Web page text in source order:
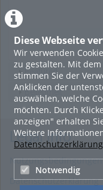
Diese Webseite
Wir verwenden
zu gestalten. Mit
stimmen Sie der
Anklicken der
auswählen, welche
möchten. Durch
anzeigen" erhalten
Weitere
Datenschutzerklärung
Notwendig
Featured
Beliebtheit
Legal Info
Nutzungsbedingungen
Datenschutzerklärung